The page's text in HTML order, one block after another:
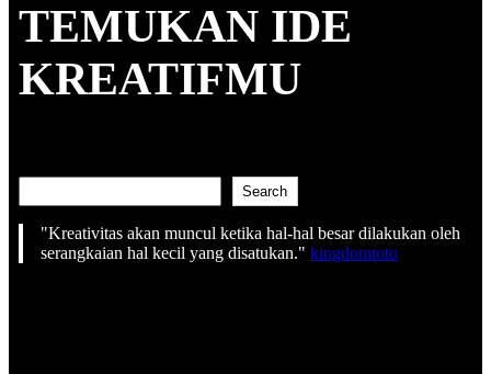
TEMUKAN IDE
KREATIFMU
Search
"Kreativitas akan muncul ketika hal-hal besar dilakukan oleh
serangkaian hal kecil yang disatukan." kingdomtoto